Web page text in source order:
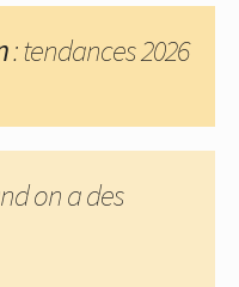
: tendances 2026
on a des